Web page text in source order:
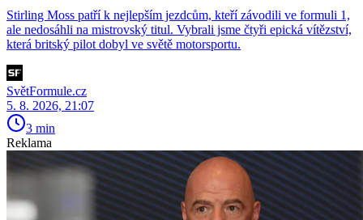
Stirling Moss patří k nejlepším jezdcům, kteří závodili ve formuli 1,
ale nedosáhli na mistrovský titul. Vybrali jsme čtyři epická vítězství,
která britský pilot dobyl ve světě motorsportu.
SvětFormule.cz
5. 8. 2026, 21:07
3 min
Reklama